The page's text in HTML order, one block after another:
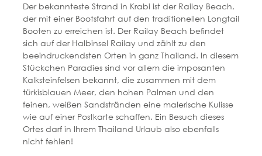
Der bekannteste Strand in Krabi ist der Railay Beach,
der mit einer Bootsfahrt auf den traditionellen Longtail
Booten zu erreichen ist. Der Railay Beach befindet
sich auf der Halbinsel Railay und zählt zu den
beeindruckendsten Orten in ganz Thailand. In diesem
Stückchen Paradies sind vor allem die imposanten
Kalksteinfelsen bekannt, die zusammen mit dem
türkisblauen Meer, den hohen Palmen und den
feinen, weißen Sandstränden eine malerische Kulisse
wie auf einer Postkarte schaffen. Ein Besuch dieses
Ortes darf in Ihrem Thailand Urlaub also ebenfalls
nicht fehlen!